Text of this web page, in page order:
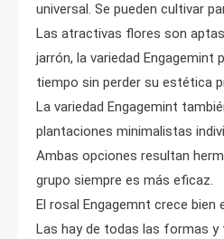
universal. Se pueden cultivar
Las atractivas flores son
jarrón, la variedad Engagemint
tiempo sin perder su estética
La variedad Engagemint
plantaciones minimalistas
Ambas opciones resultan
grupo siempre es más eficaz.
El rosal Engagemnt crece bien
Las hay de todas las formas y